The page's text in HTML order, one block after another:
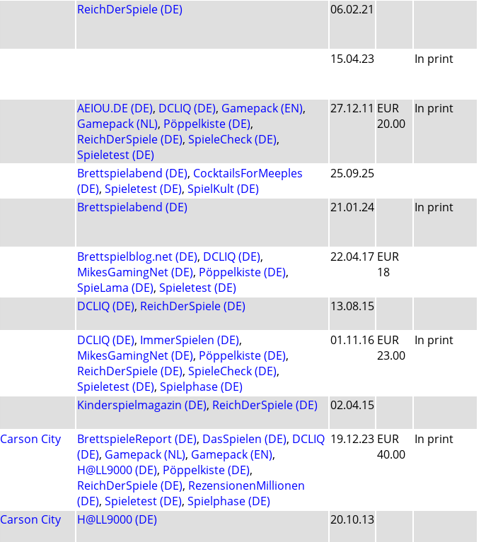
ReichDerSpiele (DE) 06.02.21
15.04.23 In print
AEIOU.DE (DE), DCLIQ (DE), Gamepack (EN),
Gamepack (NL), Pöppelkiste (DE),
ReichDerSpiele (DE), SpieleCheck (DE),
Spieletest (DE)
27.12.11 EUR
20.00
In print
Brettspielabend (DE), CocktailsForMeeples
(DE), Spieletest (DE), SpielKult (DE)
25.09.25
Brettspielabend (DE) 21.01.24 In print
Brettspielblog.net (DE), DCLIQ (DE),
MikesGamingNet (DE), Pöppelkiste (DE),
SpieLama (DE), Spieletest (DE)
22.04.17 EUR
18
DCLIQ (DE), ReichDerSpiele (DE) 13.08.15
DCLIQ (DE), ImmerSpielen (DE),
MikesGamingNet (DE), Pöppelkiste (DE),
ReichDerSpiele (DE), SpieleCheck (DE),
Spieletest (DE), Spielphase (DE)
01.11.16 EUR
23.00
In print
Kinderspielmagazin (DE), ReichDerSpiele (DE) 02.04.15
Carson City BrettspieleReport (DE), DasSpielen (DE), DCLIQ
(DE), Gamepack (NL), Gamepack (EN),
H@LL9000 (DE), Pöppelkiste (DE),
ReichDerSpiele (DE), RezensionenMillionen
(DE), Spieletest (DE), Spielphase (DE)
19.12.23 EUR
40.00
In print
Carson City H@LL9000 (DE) 20.10.13